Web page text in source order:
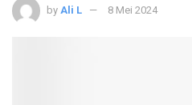
by Ali L 8 Mei 2024